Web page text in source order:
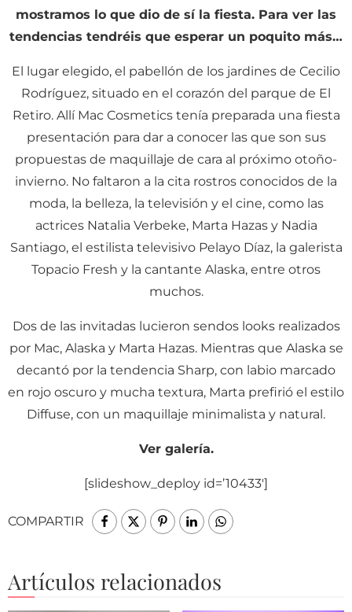
mostramos lo que dio de sí la fiesta. Para ver las
tendencias tendréis que esperar un poquito más…
El lugar elegido, el pabellón de los jardines de Cecilio
Rodríguez, situado en el corazón del parque de El
Retiro. Allí Mac Cosmetics tenía preparada una fiesta
presentación para dar a conocer las que son sus
propuestas de maquillaje de cara al próximo otoño-
invierno. No faltaron a la cita rostros conocidos de la
moda, la belleza, la televisión y el cine, como las
actrices Natalia Verbeke, Marta Hazas y Nadia
Santiago, el estilista televisivo Pelayo Díaz, la galerista
Topacio Fresh y la cantante Alaska, entre otros
muchos.
Dos de las invitadas lucieron sendos looks realizados
por Mac, Alaska y Marta Hazas. Mientras que Alaska se
decantó por la tendencia Sharp, con labio marcado
en rojo oscuro y mucha textura, Marta prefirió el estilo
Diffuse, con un maquillaje minimalista y natural.
Ver galería.
[slideshow_deploy id=’10433′]
COMPARTIR
Artículos relacionados